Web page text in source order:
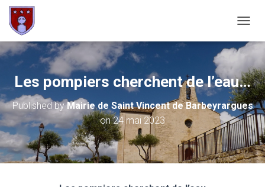
Les pompiers cherchent de l’eau…
Published byMairie de Saint Vincent de Barbeyrargues
on24 mai 2023